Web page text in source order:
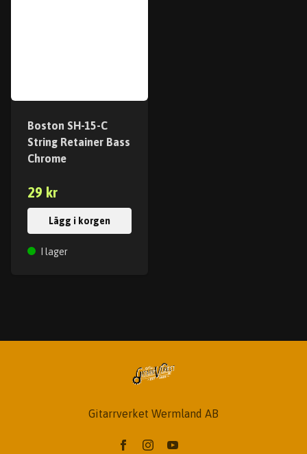
Boston SH-15-C
String Retainer Bass
Chrome
29 kr
Lägg i korgen
I lager
Gitarrverket Wermland AB